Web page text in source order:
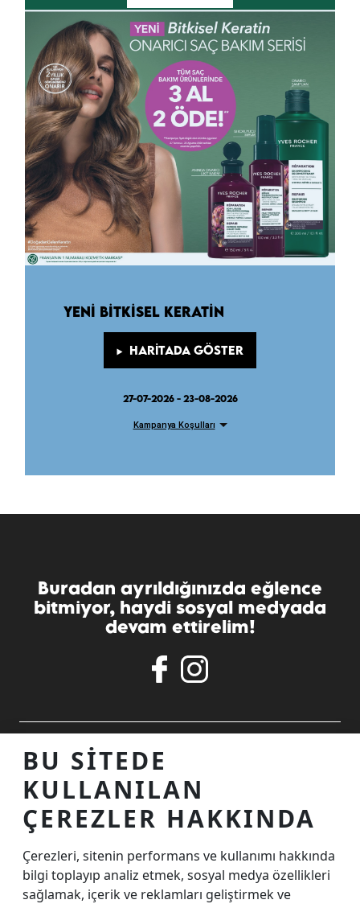
YENI BITKISEL KERATIN
HARITADA GÖSTER
27-07-2026 - 23-08-2026
Kampanya Koşulları
Buradan ayrıldığınızda eğlence
bitmiyor, haydi sosyal medyada
devam ettirelim!
ALIŞVERIŞ MERKEZINIZ
TEMASTA OLALIM
İnternet Sitesi Ziyaretçi Aydınlatma Metni
Çerez Aydınlatma Metni
BU SITEDE
KULLANILAN
ÇEREZLER HAKKINDA
Çerezleri, sitenin performans ve kullanımı hakkında
bilgi toplayıp analiz etmek, sosyal medya özellikleri
sağlamak, içerik ve reklamları geliştirmek ve